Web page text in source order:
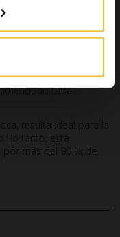
para
para
lo tanto, está
más del 90 % de